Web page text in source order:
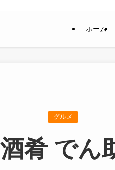
ホーム
グルメ
酒肴 でん